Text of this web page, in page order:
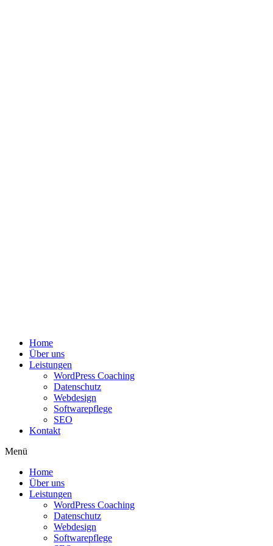
Home
Über uns
Leistungen
WordPress Coaching
Datenschutz
Webdesign
Softwarepflege
SEO
Kontakt
Menü
Home
Über uns
Leistungen
WordPress Coaching
Datenschutz
Webdesign
Softwarepflege